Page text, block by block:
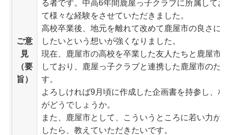
ご意
見
（要
旨）
る者です。中高6年間鹿屋っ子クラブに所属して
て様々な経験をさせていただきました。
高校卒業後、地元を離れて改めて鹿屋市の良さに
したいという想いが強くなりました。
現在、鹿屋市の高校を卒業した友人たちと鹿屋市
しており、鹿屋っ子クラブと連携した鹿屋市のた
す。
よろしければ9月頃に作成した企画書を持参し、
がどうでしょうか。
また、鹿屋市として、こういうところに若い力が
したら、教えていただきたいです。